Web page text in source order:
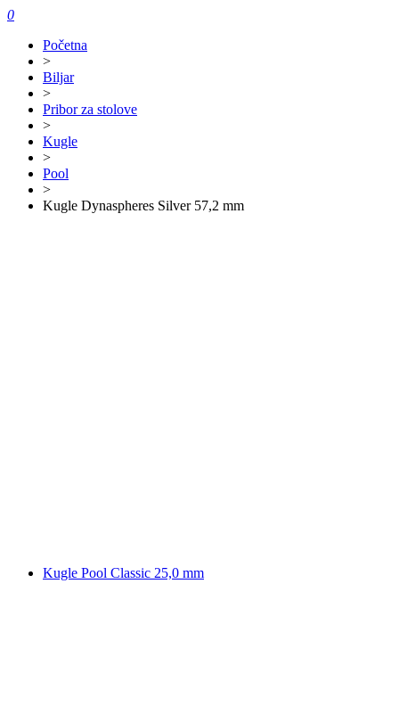
0
Početna
>
Biljar
>
Pribor za stolove
>
Kugle
>
Pool
>
Kugle Dynaspheres Silver 57,2 mm
Kugle Pool Classic 25,0 mm